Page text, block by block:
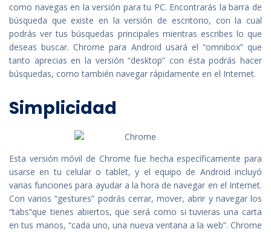
como navegas en la versión para tu PC. Encontrarás la barra de
búsqueda que existe en la versión de escritorio, con la cual
podrás ver tus búsquedas principales mientras escribes lo que
deseas buscar. Chrome para Android usará el “omnibox” que
tanto aprecias en la versión “desktop” con ésta podrás hacer
búsquedas, como también navegar rápidamente en el Internet.
Simplicidad
Esta versión móvil de Chrome fue hecha específicamente para
usarse en tu celular o tablet, y el equipo de Android incluyó
varias funciones para ayudar a la hora de navegar en el Internet.
Con varios “gestures” podrás cerrar, mover, abrir y navegar los
“tabs”que tienes abiertos, que será como si tuvieras una carta
en tus manos, “cada uno, una nueva ventana a la web”. Chrome